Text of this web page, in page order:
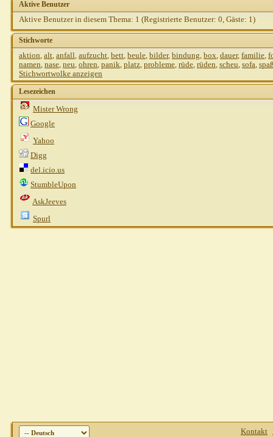
Aktive Benutzer
Aktive Benutzer in diesem Thema: 1 (Registrierte Benutzer: 0, Gäste: 1)
Stichworte
aktion, alt, anfall, aufzucht, bett, beule, bilder, bindung, box, dauer, familie,
namen, nase, neu, ohren, panik, platz, probleme, rüde, rüden, scheu, sofa,
Stichwortwolke anzeigen
Lesezeichen
Mister Wrong
Google
Yahoo
Digg
del.icio.us
StumbleUpon
AskJeeves
Spurl
Kontakt